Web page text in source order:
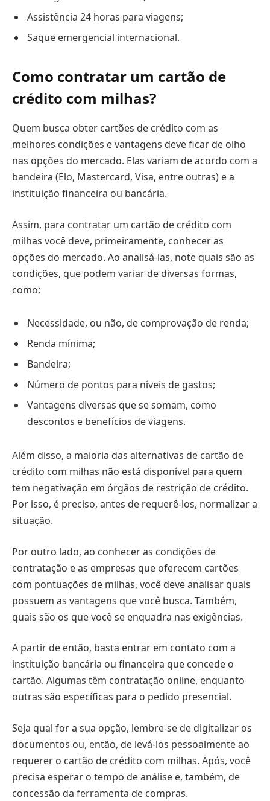
Assistência 24 horas para viagens;
Saque emergencial internacional.
Como contratar um cartão de
crédito com milhas?
Quem busca obter cartões de crédito com as
melhores condições e vantagens deve ficar de olho
nas opções do mercado. Elas variam de acordo com a
bandeira (Elo, Mastercard, Visa, entre outras) e a
instituição financeira ou bancária.
Assim, para contratar um cartão de crédito com
milhas você deve, primeiramente, conhecer as
opções do mercado. Ao analisá-las, note quais são as
condições, que podem variar de diversas formas,
como:
Necessidade, ou não, de comprovação de renda;
Renda mínima;
Bandeira;
Número de pontos para níveis de gastos;
Vantagens diversas que se somam, como
descontos e benefícios de viagens.
Além disso, a maioria das alternativas de cartão de
crédito com milhas não está disponível para quem
tem negativação em órgãos de restrição de crédito.
Por isso, é preciso, antes de requerê-los, normalizar a
situação.
Por outro lado, ao conhecer as condições de
contratação e as empresas que oferecem cartões
com pontuações de milhas, você deve analisar quais
possuem as vantagens que você busca. Também,
quais são os que você se enquadra nas exigências.
A partir de então, basta entrar em contato com a
instituição bancária ou financeira que concede o
cartão. Algumas têm contratação online, enquanto
outras são específicas para o pedido presencial.
Seja qual for a sua opção, lembre-se de digitalizar os
documentos ou, então, de levá-los pessoalmente ao
requerer o cartão de crédito com milhas. Após, você
precisa esperar o tempo de análise e, também, de
concessão da ferramenta de compras.